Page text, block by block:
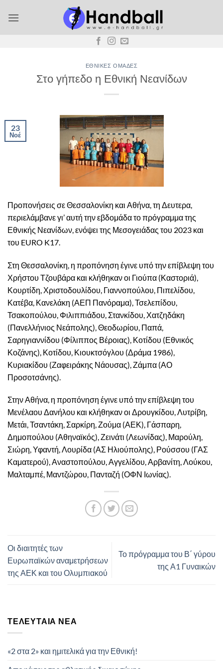
στο
ΕΘΝΙΚΈΣ ΟΜΆΔΕΣ
Στο γήπεδο η Εθνική Νεανίδων
23
Νοέ
Προπονήσεις σε Θεσσαλονίκη και Αθήνα, τη Δευτερα,
περιελάμβανε γι’ αυτή την εβδομάδα το πρόγραμμα της
Εθνικής Νεανίδων, ενόψει της Μεσογειάδας του 2023 και
του EURO K17.
Στη Θεσσαλονίκη, η προπόνηση έγινε υπό την επίβλεψη του
Χρήστου Τζουβάρα και κλήθηκαν οι Γιούπα (Καστοριά),
Κουρτίδη, Χριστοδουλίδου, Γιαννοπούλου, Πιπελίδου,
Κατέβα, Κανελάκη (ΑΕΠ Πανόραμα), Τσελεπίδου,
Τσακοπούλου, Φιλιππιάδου, Στανκίδου, Χατζηδάκη
(Πανελλήνιος Νεάπολης), Θεοδωρίου, Παπά,
Σαρηγιαννίδου (Φίλιππος Βέροιας), Κοτίδου (Εθνικός
Κοζάνης), Κοτίδου, Κιουκτσόγλου (Δράμα 1986),
Κυριακίδου (Ζαφειράκης Νάουσας), Ζάμπα (ΑΟ
Προσοτσάνης).
Στην Αθήνα, η προπόνηση έγινε υπό την επίβλεψη του
Μενέλαου Δανήλου και κλήθηκαν οι Δρουγκίδου, Λυτρίβη,
Μετάι, Τσαντάκη, Σαρκίρη, Ζούμα (ΑΕΚ), Γάσπαρη,
Δημοπούλου (Αθηναϊκός), Ζεινάτι (Λεωνίδας), Μαρούλη,
Σιώρη, Υφαντή, Λουρίδα (ΑΣ Ηλιούπολης), Ρούσσου (ΓΑΣ
Καματερού), Αναστοπούλου, Αγγελίδου, Αρβανίτη, Λούκου,
Μαλταμπέ, Μαντζώρου, Πανταζή (ΟΦΝ Ιωνίας).
Οι διαιτητές των
Ευρωπαϊκών αναμετρήσεων
της ΑΕΚ και του Ολυμπιακού
Το πρόγραμμα του Β΄ γύρου
της Α1 Γυναικών
ΤΕΛΕΥΤΑΊΑ ΝΈΑ
«2 στα 2» και ημιτελικά για την Εθνική!